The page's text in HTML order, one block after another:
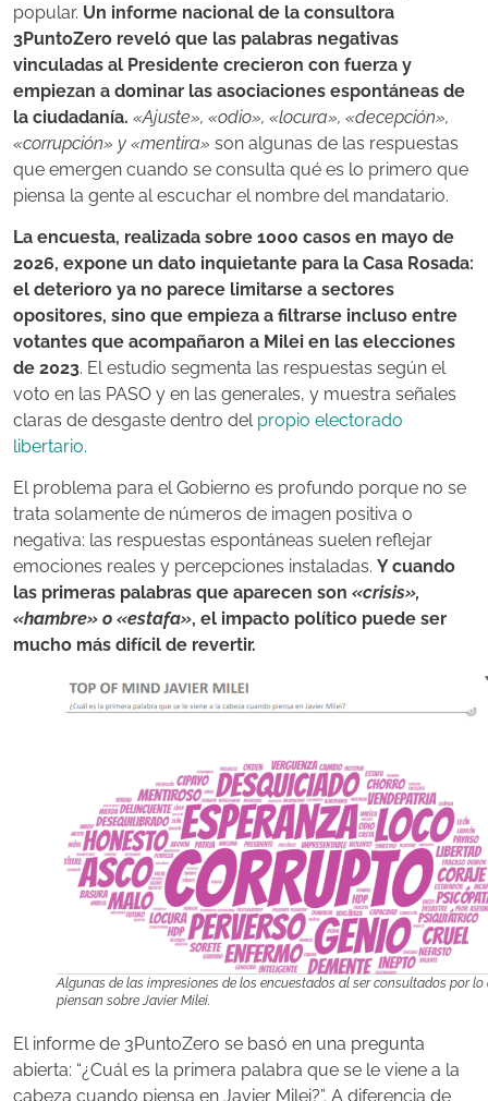
popular. Un informe nacional de la consultora
3PuntoZero reveló que las palabras negativas
vinculadas al Presidente crecieron con fuerza y
empiezan a dominar las asociaciones espontáneas de
la ciudadanía. «Ajuste», «odio», «locura», «decepción»,
«corrupción» y «mentira» son algunas de las respuestas
que emergen cuando se consulta qué es lo primero que
piensa la gente al escuchar el nombre del mandatario.
La encuesta, realizada sobre 1000 casos en mayo de
2026, expone un dato inquietante para la Casa Rosada:
el deterioro ya no parece limitarse a sectores
opositores, sino que empieza a filtrarse incluso entre
votantes que acompañaron a Milei en las elecciones
de 2023. El estudio segmenta las respuestas según el
voto en las PASO y en las generales, y muestra señales
claras de desgaste dentro del propio electorado
libertario.
El problema para el Gobierno es profundo porque no se
trata solamente de números de imagen positiva o
negativa: las respuestas espontáneas suelen reflejar
emociones reales y percepciones instaladas. Y cuando
las primeras palabras que aparecen son «crisis»,
«hambre» o «estafa», el impacto político puede ser
mucho más difícil de revertir.
Algunas de las impresiones de los encuestados al ser consultados por lo
piensan sobre Javier Milei.
El informe de 3PuntoZero se basó en una pregunta
abierta: “¿Cuál es la primera palabra que se le viene a la
cabeza cuando piensa en Javier Milei?”. A diferencia de